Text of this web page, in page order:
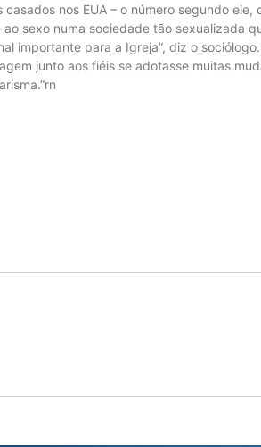
nos EUA – o número segundo ele,
sexo numa sociedade tão sexualizada
importante para a Igreja”, diz o
junto aos fiéis se adotasse muitas